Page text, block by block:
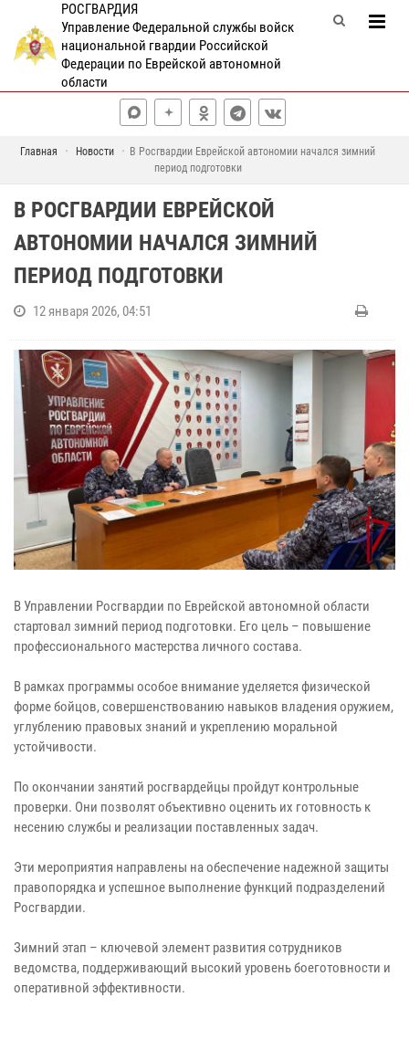
РОСГВАРДИЯ
Управление Федеральной службы войск
национальной гвардии Российской
Федерации по Еврейской автономной
области
Главная Новости
В Росгвардии Еврейской автономии начался зимний
период подготовки
В РОСГВАРДИИ ЕВРЕЙСКОЙ
АВТОНОМИИ НАЧАЛСЯ ЗИМНИЙ
ПЕРИОД ПОДГОТОВКИ
12 января 2026, 04:51
В Управлении Росгвардии по Еврейской автономной области
стартовал зимний период подготовки. Его цель – повышение
профессионального мастерства личного состава.
В рамках программы особое внимание уделяется физической
форме бойцов, совершенствованию навыков владения оружием,
углублению правовых знаний и укреплению моральной
устойчивости.
По окончании занятий росгвардейцы пройдут контрольные
проверки. Они позволят объективно оценить их готовность к
несению службы и реализации поставленных задач.
Эти мероприятия направлены на обеспечение надежной защиты
правопорядка и успешное выполнение функций подразделений
Росгвардии.
Зимний этап – ключевой элемент развития сотрудников
ведомства, поддерживающий высокий уровень боеготовности и
оперативной эффективности.